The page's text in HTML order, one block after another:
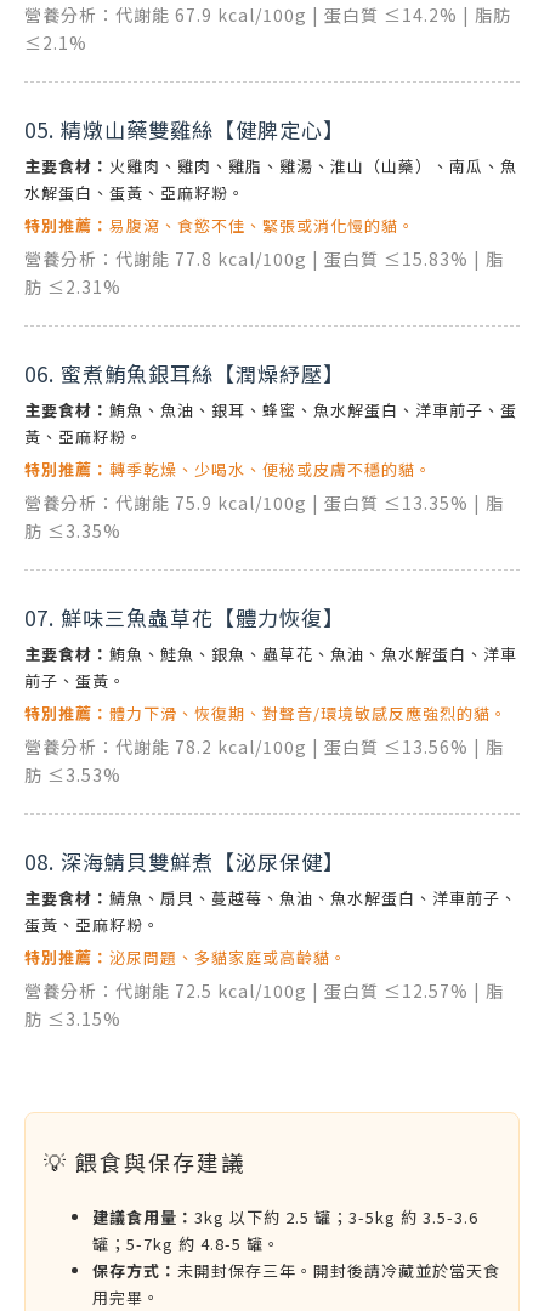
營養分析：代謝能 67.9 kcal/100g | 蛋白質 ≤14.2% | 脂肪
≤2.1%
05. 精燉山藥雙雞絲【健脾定心】
主要食材： 火雞肉、雞肉、雞脂、雞湯、淮山（山藥）、南瓜、魚
水解蛋白、蛋黃、亞麻籽粉。
特別推薦： 易腹瀉、食慾不佳、緊張或消化慢的貓。
營養分析：代謝能 77.8 kcal/100g | 蛋白質 ≤15.83% | 脂
肪 ≤2.31%
06. 蜜煮鮪魚銀耳絲【潤燥紓壓】
主要食材： 鮪魚、魚油、銀耳、蜂蜜、魚水解蛋白、洋車前子、蛋
黃、亞麻籽粉。
特別推薦： 轉季乾燥、少喝水、便秘或皮膚不穩的貓。
營養分析：代謝能 75.9 kcal/100g | 蛋白質 ≤13.35% | 脂
肪 ≤3.35%
07. 鮮味三魚蟲草花【體力恢復】
主要食材： 鮪魚、鮭魚、銀魚、蟲草花、魚油、魚水解蛋白、洋車
前子、蛋黃。
特別推薦： 體力下滑、恢復期、對聲音/環境敏感反應強烈的貓。
營養分析：代謝能 78.2 kcal/100g | 蛋白質 ≤13.56% | 脂
肪 ≤3.53%
08. 深海鯖貝雙鮮煮【泌尿保健】
主要食材： 鯖魚、扇貝、蔓越莓、魚油、魚水解蛋白、洋車前子、
蛋黃、亞麻籽粉。
特別推薦： 泌尿問題、多貓家庭或高齡貓。
營養分析：代謝能 72.5 kcal/100g | 蛋白質 ≤12.57% | 脂
肪 ≤3.15%
💡 餵食與保存建議
建議食用量： 3kg 以下約 2.5 罐；3-5kg 約 3.5-3.6
罐；5-7kg 約 4.8-5 罐。
保存方式： 未開封保存三年。開封後請冷藏並於當天食
用完畢。